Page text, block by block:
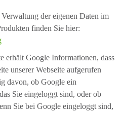
der eigenen Daten im
finden Sie hier:
erhält Google Informationen, dass
unserer Webseite aufgerufen
davon, ob Google ein
Sie eingeloggt sind, oder ob
Sie bei Google eingeloggt sind,